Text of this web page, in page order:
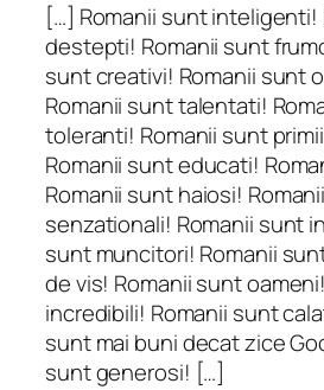
[…] Romanii sunt inteligenti!
destepti! Romanii sunt
sunt creativi! Romanii sunt
Romanii sunt talentati!
toleranti! Romanii sunt
Romanii sunt educati!
Romanii sunt haiosi!
senzationali! Romanii sunt
sunt muncitori! Romanii
de vis! Romanii sunt
incredibili! Romanii sunt
sunt mai buni decat zice
sunt generosi! […]